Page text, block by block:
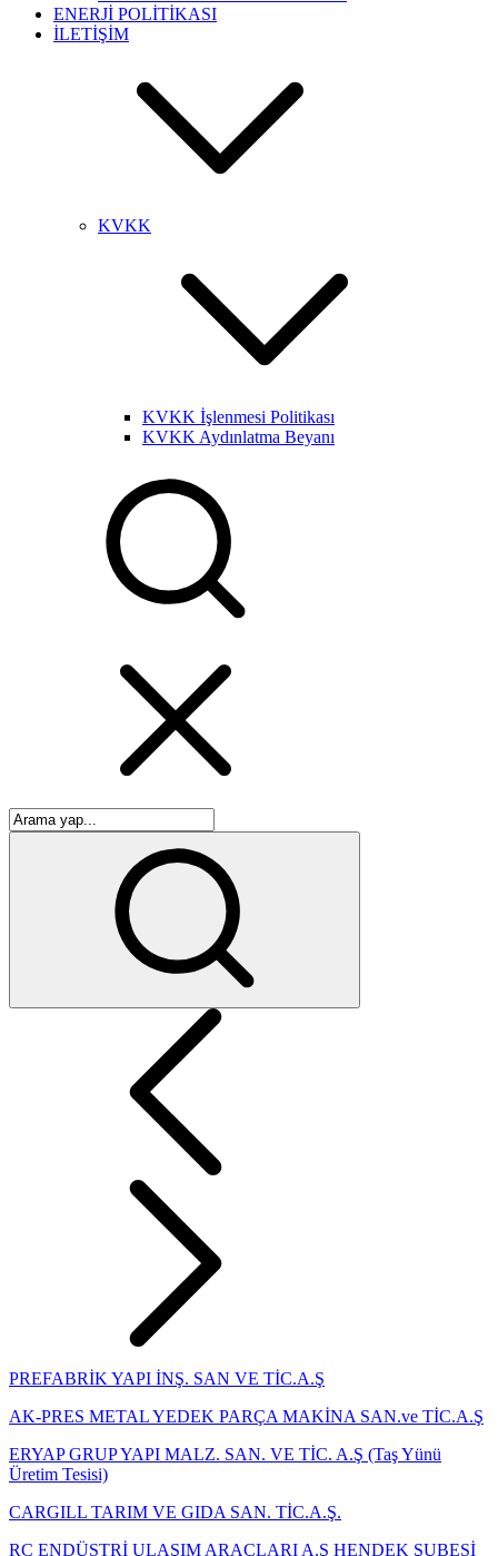
ENERJİ POLİTİKASI
İLETİŞİM
KVKK
KVKK İşlenmesi Politikası
KVKK Aydınlatma Beyanı
PREFABRİK YAPI İNŞ. SAN VE TİC.A.Ş
AK-PRES METAL YEDEK PARÇA MAKİNA SAN.ve TİC.A.Ş
ERYAP GRUP YAPI MALZ. SAN. VE TİC. A.Ş (Taş Yünü
Üretim Tesisi)
CARGILL TARIM VE GIDA SAN. TİC.A.Ş.
RC ENDÜSTRİ ULAŞIM ARAÇLARI A.Ş HENDEK ŞUBESİ